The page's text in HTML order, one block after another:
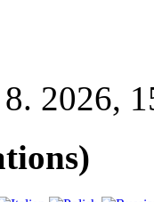
2026,